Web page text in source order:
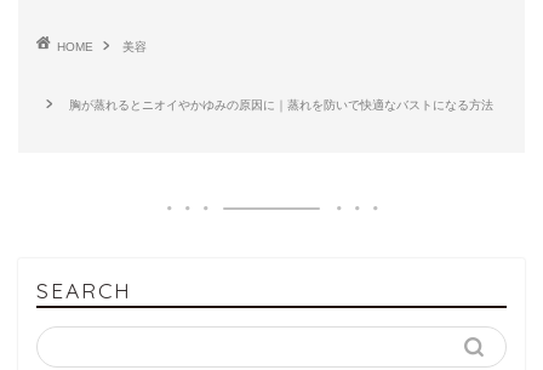
HOME 美容
胸が蒸れるとニオイやかゆみの原因に｜蒸れを防いで快適なバストになる方法
SEARCH